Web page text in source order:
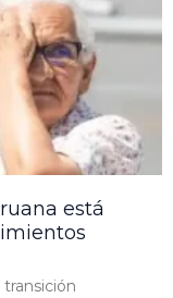
está